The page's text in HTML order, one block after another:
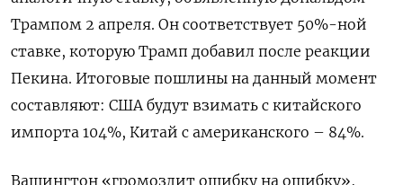
Трампом 2 апреля. Он соответствует 50%-ной
ставке, которую Трамп добавил после реакции
Пекина. Итоговые пошлины на данный момент
составляют: США будут взимать с китайского
импорта 104%, Китай с американского – 84%.
Вашингтон «громоздит ошибку на ошибку»,